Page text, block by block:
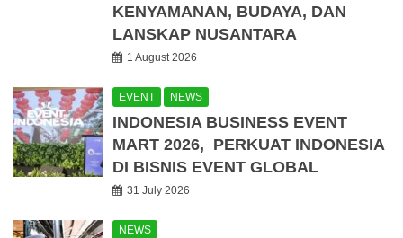
KENYAMANAN, BUDAYA, DAN
LANSKAP NUSANTARA
1 August 2026
EVENT NEWS
INDONESIA BUSINESS EVENT
MART 2026, PERKUAT INDONESIA
DI BISNIS EVENT GLOBAL
31 July 2026
NEWS